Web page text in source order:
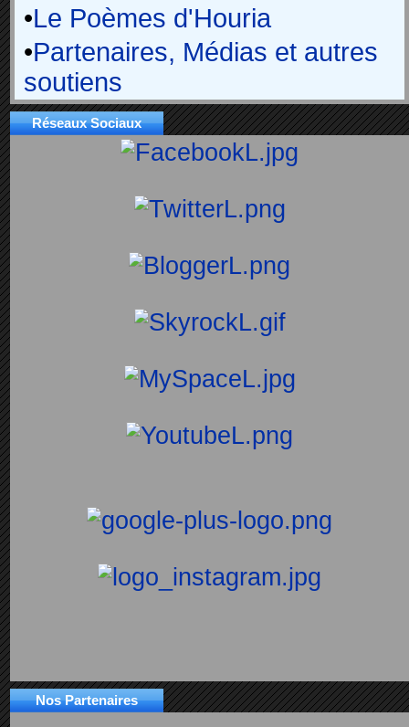
•Le Poèmes d'Houria
•Partenaires, Médias et autres
soutiens
Réseaux Sociaux
Nos Partenaires